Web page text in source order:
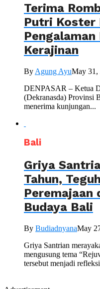
Terima
Putri Koster
Kerajinan
By Agung AyuMay 31,
DENPASAR – Ketua
(Dekranasda) Provinsi
menerima kunjungan...
Bali
Griya
Tahun,
Peremajaan
Budaya Bali
By BudiadnyanaMay
Griya Santrian
mengusung tema
tersebut menjadi